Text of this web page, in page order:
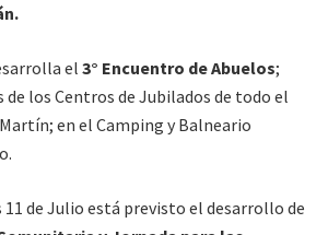
el 3° Encuentro de Abuelos;
de los Centros de Jubilados de todo el
en el Camping y Balneario
11 de Julio está previsto el desarrollo de